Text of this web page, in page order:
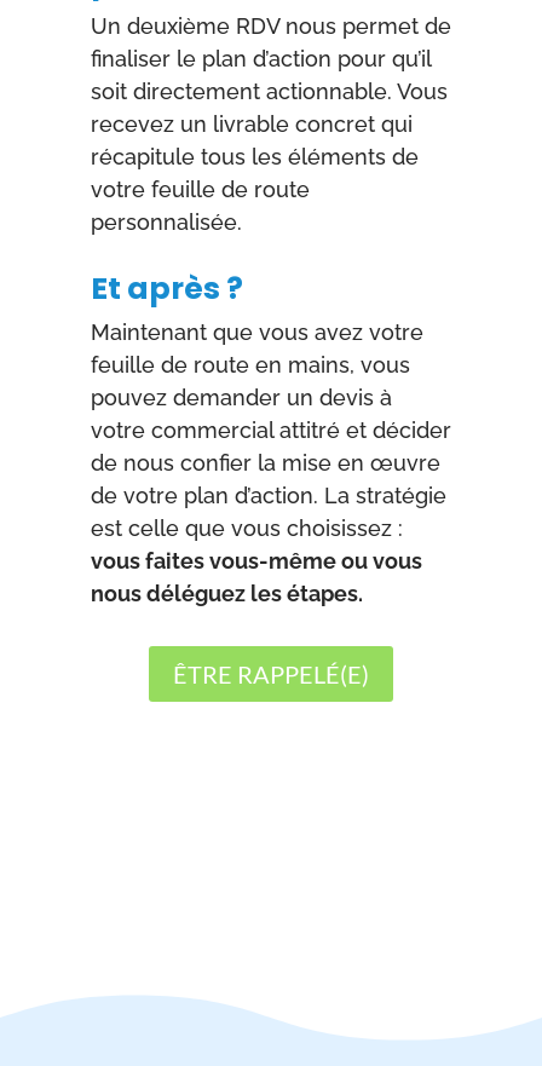
Un deuxième RDV nous permet de
finaliser le plan d’action pour qu’il
soit directement actionnable. Vous
recevez un livrable concret qui
récapitule tous les éléments de
votre feuille de route
personnalisée.
Et après ?
Maintenant que vous avez votre
feuille de route en mains, vous
pouvez demander un devis à
votre commercial attitré et décider
de nous confier la mise en œuvre
de votre plan d’action. La stratégie
est celle que vous choisissez :
vous faites vous-même ou vous
nous déléguez les étapes.
ÊTRE RAPPELÉ(E)